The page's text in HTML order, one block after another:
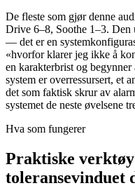
De fleste som gjør denne
Drive 6–8, Soothe 1–3. Den
— det er en
«hvorfor klarer jeg ikke å
en karakterbrist og
system er overressursert, et
det som faktisk skrur av
systemet de neste øvelsene
Hva som fungerer
Praktiske
toleransevinduet